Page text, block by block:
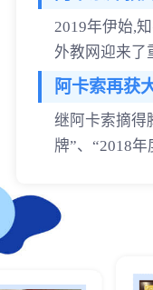
2019年伊始,
外教网迎来了
阿卡索再获
继阿卡索摘得
牌”、“2018